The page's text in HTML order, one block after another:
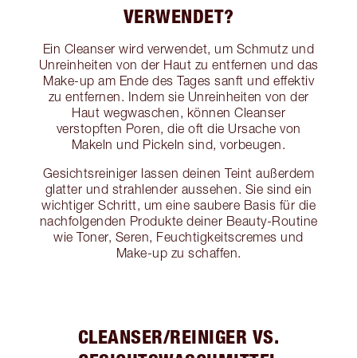
VERWENDET?
Ein Cleanser wird verwendet, um Schmutz und
Unreinheiten von der Haut zu entfernen und das
Make-up am Ende des Tages sanft und effektiv
zu entfernen. Indem sie Unreinheiten von der
Haut wegwaschen, können Cleanser
verstopften Poren, die oft die Ursache von
Makeln und Pickeln sind, vorbeugen.
Gesichtsreiniger lassen deinen Teint außerdem
glatter und strahlender aussehen. Sie sind ein
wichtiger Schritt, um eine saubere Basis für die
nachfolgenden Produkte deiner Beauty-Routine
wie Toner, Seren, Feuchtigkeitscremes und
Make-up zu schaffen.
CLEANSER/REINIGER VS.